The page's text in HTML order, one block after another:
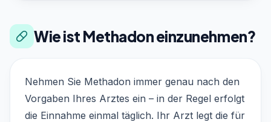
Wie ist Methadon einzunehmen?
Nehmen Sie Methadon immer genau nach den
Vorgaben Ihres Arztes ein – in der Regel erfolgt
die Einnahme einmal täglich. Ihr Arzt legt die für